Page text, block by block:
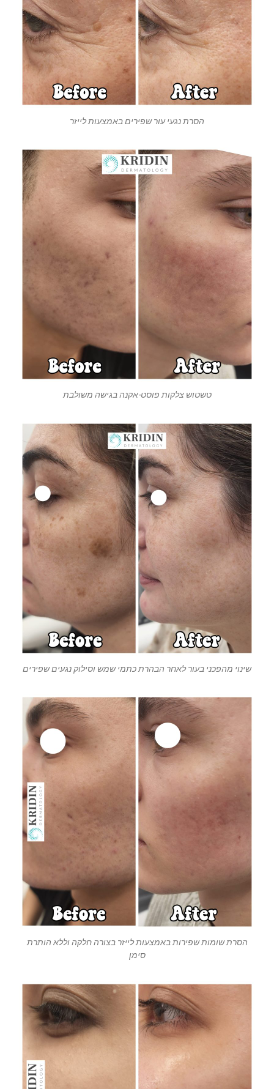
הסרת נגעי עור שפירים באמצעות לייזר
טשטוש צלקות פוסט-אקנה בגישה משולבת
שינוי מהפכני בעור לאחר הבהרת כתמי שמש וסילוק נגעים שפירים
הסרת שומות שפירות באמצעות לייזר בצורה חלקה וללא הותרת
סימן